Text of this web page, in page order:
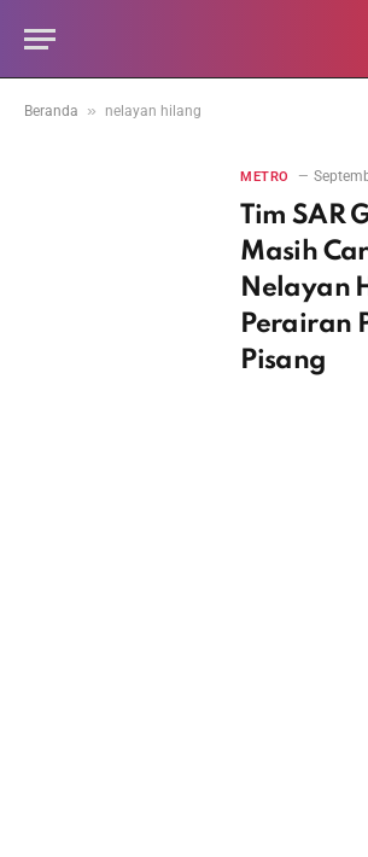
Beranda » nelayan hilang
METRO
Tim SAR
Masih
Nelayan
Perairan
Pisang